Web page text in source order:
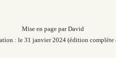
Mise en page par David
: le 31 janvier 2024 (édition complète